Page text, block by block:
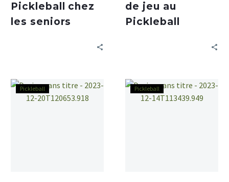
Pickleball chez
les seniors
de jeu au
Pickleball
Pickleball Pickleball